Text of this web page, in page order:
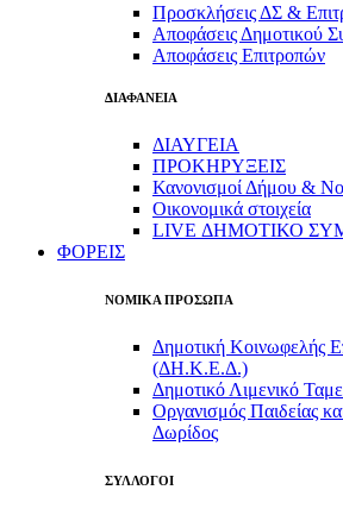
Προσκλήσεις ΔΣ &
Αποφάσεις Δημοτικού
Αποφάσεις Επιτροπών
ΔΙΑΦΑΝΕΙΑ
ΔΙΑΥΓΕΙΑ
ΠΡΟΚΗΡΥΞΕΙΣ
Κανονισμοί Δήμου &
Οικονομικά στοιχεία
LIVE ΔΗΜΟΤΙΚΟ
ΦΟΡΕΙΣ
ΝΟΜΙΚΑ ΠΡΟΣΩΠΑ
Δημοτική Κοινωφελής
(ΔΗ.Κ.Ε.Δ.)
Δημοτικό Λιμενικό
Οργανισμός Παιδείας
Δωρίδος
ΣΥΛΛΟΓΟΙ